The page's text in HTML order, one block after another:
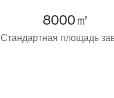
8000㎡
Стандартная площадь